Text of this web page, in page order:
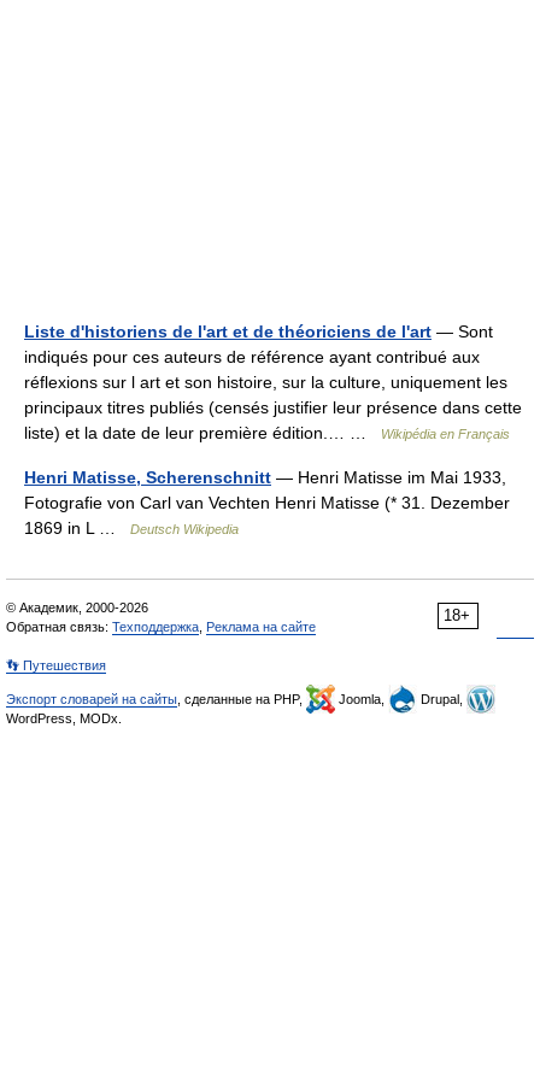
Liste d'historiens de l'art et de théoriciens de l'art — Sont
indiqués pour ces auteurs de référence ayant contribué aux
réflexions sur l art et son histoire, sur la culture, uniquement les
principaux titres publiés (censés justifier leur présence dans cette
liste) et la date de leur première édition.… …
Wikipédia en Français
Henri Matisse, Scherenschnitt — Henri Matisse im Mai 1933,
Fotografie von Carl van Vechten Henri Matisse (* 31. Dezember
1869 in L …
Deutsch Wikipedia
18+
© Академик, 2000-2026
Обратная связь: Техподдержка Реклама на сайте
👣 Путешествия
Экспорт словарей на сайты , сделанные на PHP, Joomla,
Drupal,
WordPress, MODx.